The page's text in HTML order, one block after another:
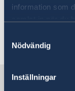
information som
Nödvändig
Inställningar
Senast
Sverige i